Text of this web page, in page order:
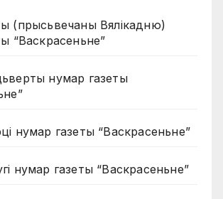
(прысьвечаны Вялікадню)
“Васкрасеньне”
нумар газеты
нумар газеты “Васкрасеньне”
нумар газеты “Васкрасеньне”